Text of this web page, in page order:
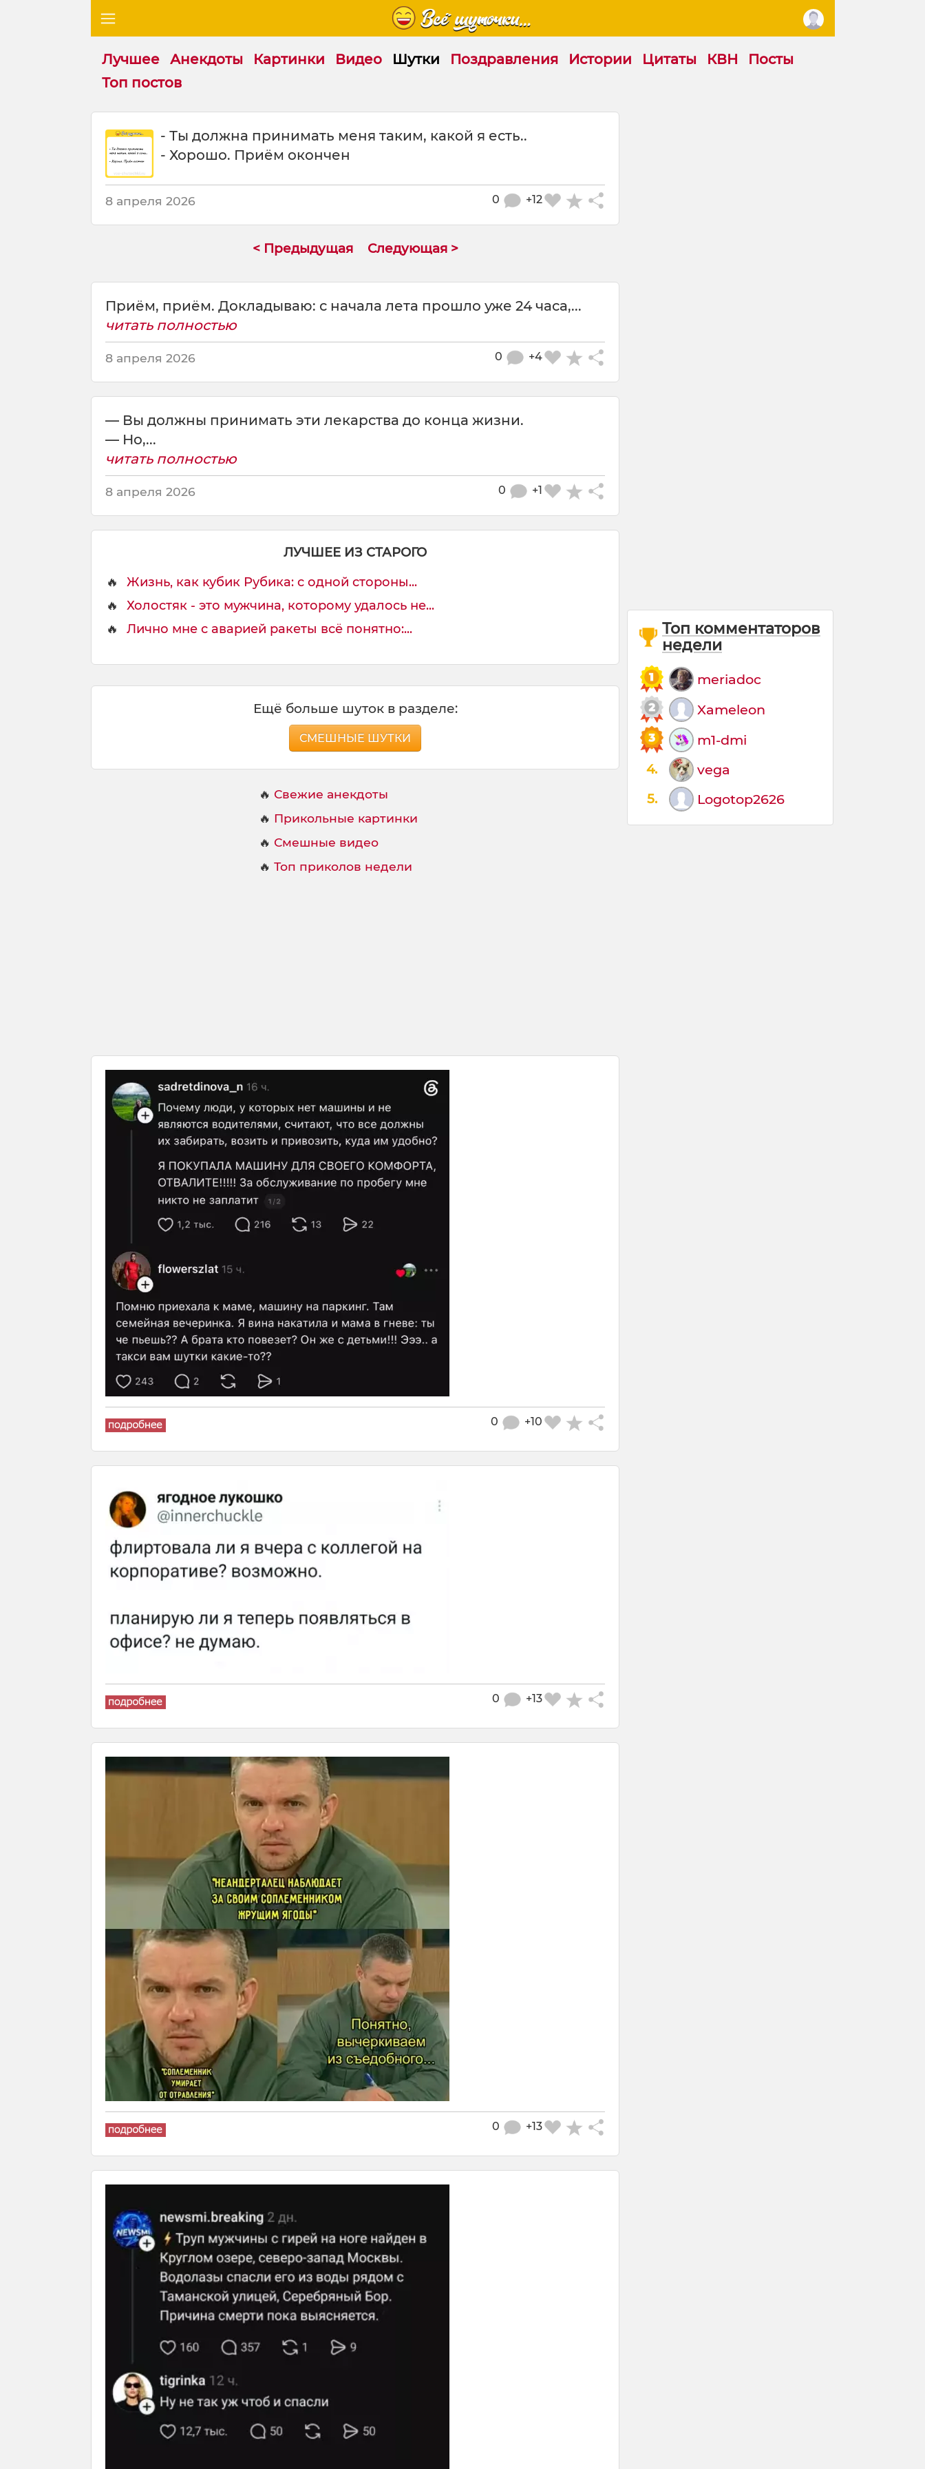
Лучшее Анекдоты Картинки Видео Шутки Поздравления Истории Цитаты КВН
Посты
Топ постов
и
н
н
я
- Ты должна принимать меня таким, какой я есть..
- Хорошо. Приём окончен
8 апреля 2026 +12
0
< Предыдущая Следующая >
Приём, приём. Докладываю: с начала лета прошло уже 24 часа,...
читать полностью
8 апреля 2026 +4
0
— Вы должны принимать эти лекарства до конца жизни.
— Но,...
читать полностью
8 апреля 2026 +1
0
ЛУЧШЕЕ ИЗ СТАРОГО
🔥
Жизнь, как кубик Рубика: с одной стороны...
🔥
Холостяк - это мужчина, которому удалось не...
🔥
Лично мне с аварией ракеты всё понятно:...
Ещё больше шуток в разделе:
СМЕШНЫЕ ШУТКИ
🔥 Свежие анекдоты
🔥 Прикольные картинки
🔥 Смешные видео
🔥 Топ приколов недели
+10
0
+13
0
+13
0
Топ комментаторов
недели
meriadoc
Xameleon
m1-dmi
4. vega
5. Logotop2626